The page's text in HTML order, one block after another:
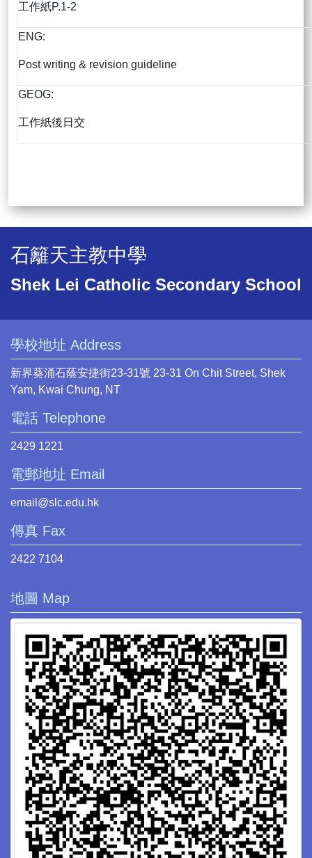
工作紙P.1-2
ENG:
Post writing & revision guideline
GEOG:
工作紙後日交
石籬天主教中學
Shek Lei Catholic Secondary School
學校地址 Address
新界葵涌石蔭安捷街23-31號 23-31 On Chit Street, Shek
Yam, Kwai Chung, NT
電話 Telephone
2429 1221
電郵地址 Email
email@slc.edu.hk
傳真 Fax
2422 7104
地圖 Map